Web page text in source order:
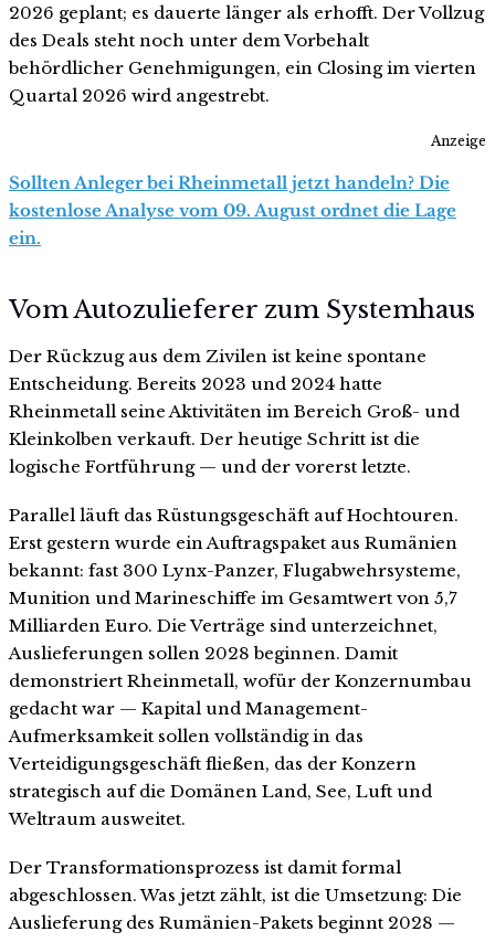
2026 geplant; es dauerte länger als erhofft. Der Vollzug
des Deals steht noch unter dem Vorbehalt
behördlicher Genehmigungen, ein Closing im vierten
Quartal 2026 wird angestrebt.
Anzeige
Sollten Anleger bei Rheinmetall jetzt handeln? Die
kostenlose Analyse vom 09. August ordnet die Lage
ein.
Vom Autozulieferer zum Systemhaus
Der Rückzug aus dem Zivilen ist keine spontane
Entscheidung. Bereits 2023 und 2024 hatte
Rheinmetall seine Aktivitäten im Bereich Groß- und
Kleinkolben verkauft. Der heutige Schritt ist die
logische Fortführung — und der vorerst letzte.
Parallel läuft das Rüstungsgeschäft auf Hochtouren.
Erst gestern wurde ein Auftragspaket aus Rumänien
bekannt: fast 300 Lynx-Panzer, Flugabwehrsysteme,
Munition und Marineschiffe im Gesamtwert von 5,7
Milliarden Euro. Die Verträge sind unterzeichnet,
Auslieferungen sollen 2028 beginnen. Damit
demonstriert Rheinmetall, wofür der Konzernumbau
gedacht war — Kapital und Management-
Aufmerksamkeit sollen vollständig in das
Verteidigungsgeschäft fließen, das der Konzern
strategisch auf die Domänen Land, See, Luft und
Weltraum ausweitet.
Der Transformationsprozess ist damit formal
abgeschlossen. Was jetzt zählt, ist die Umsetzung: Die
Auslieferung des Rumänien-Pakets beginnt 2028 —